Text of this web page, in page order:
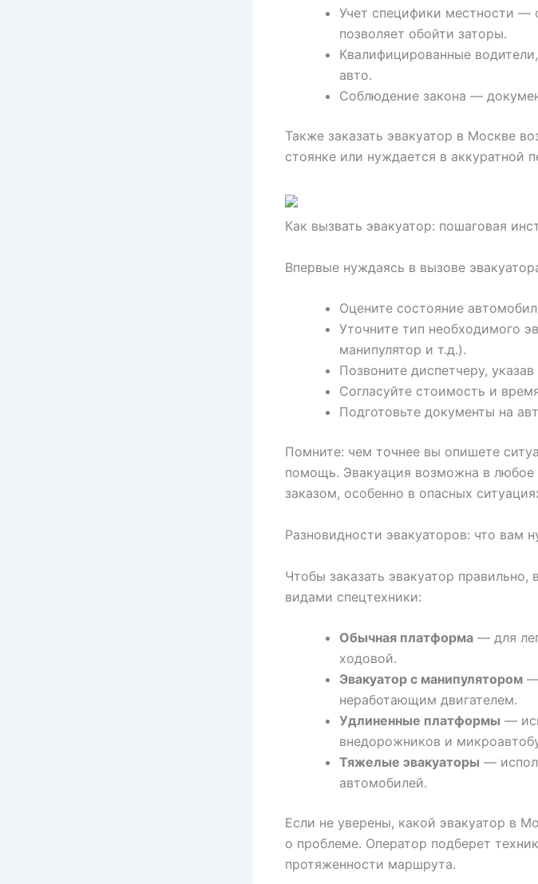
Учет специфики местности —
позволяет обойти заторы.
Квалифицированные
авто.
Соблюдение закона —
Также заказать эвакуатор в Москве
стоянке или нуждается в аккуратной
Как вызвать эвакуатор: пошаговая
Впервые нуждаясь в вызове
Оцените состояние
Уточните тип необходимого
манипулятор и т.д.).
Позвоните диспетчеру,
Согласуйте стоимость и
Подготовьте документы на
Помните: чем точнее вы опишете
помощь. Эвакуация возможна в любое
заказом, особенно в опасных
Разновидности эвакуаторов: что вам
Чтобы заказать эвакуатор
видами спецтехники:
Обычная платформа — для
ходовой.
Эвакуатор с манипулятором —
неработающим двигателем.
Удлиненные платформы —
внедорожников и
Тяжелые эвакуаторы —
автомобилей.
Если не уверены, какой эвакуатор в
о проблеме. Оператор подберет
протяженности маршрута.